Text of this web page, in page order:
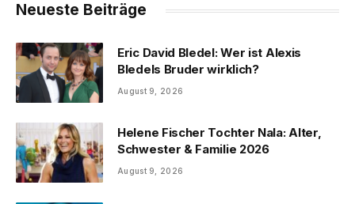
Neueste Beiträge
Eric David Bledel: Wer ist Alexis
Bledels Bruder wirklich?
August 9, 2026
Helene Fischer Tochter Nala: Alter,
Schwester & Familie 2026
August 9, 2026